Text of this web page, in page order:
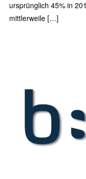
ursprünglich 45% in
mittlerweile […]